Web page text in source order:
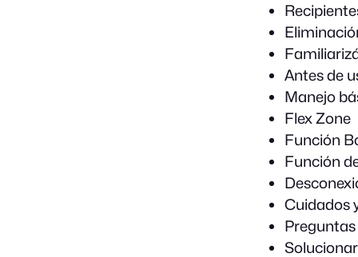
Antes de
Manejo
Flex Zone
Función
Función
Cuidados